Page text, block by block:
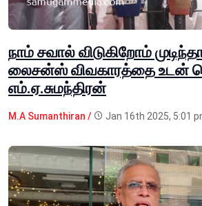
நாம் சவால் விடுகிறோம்
லைசன்ஸ் விவகாரத்தை உடன்
எம்.ஏ.சுமந்திரன்
M.A Sumanthiran / Jan 16th 2025, 5:01